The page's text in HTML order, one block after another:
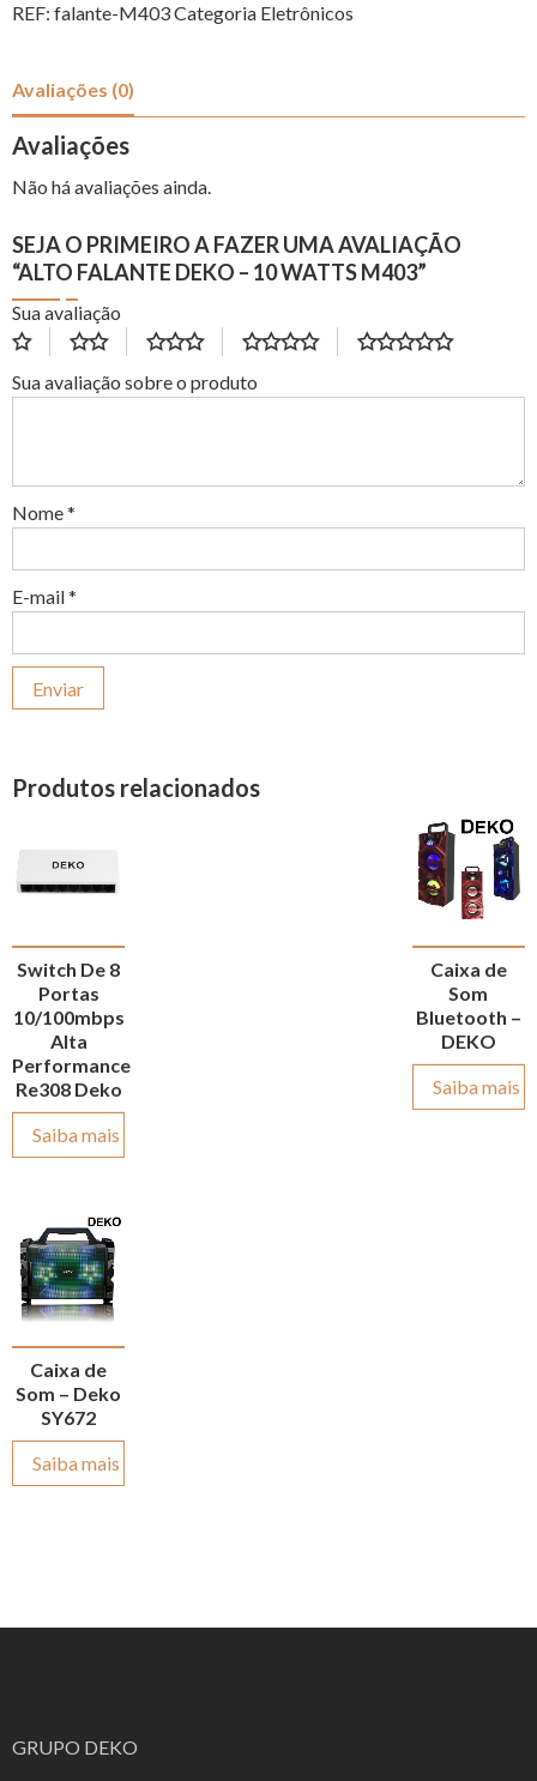
REF: falante-M403Categoria Eletrônicos
Avaliações (0)
Avaliações
Não há avaliações ainda.
SEJA O PRIMEIRO A FAZER UMA AVALIAÇÃO
“ALTO FALANTE DEKO – 10 WATTS M403”
Sua avaliação
Sua avaliação sobre o produto
Nome*
E-mail*
Produtos relacionados
Switch De 8
Portas
10/100mbps
Alta
Performance
Re308 Deko
Saiba mais
Caixa de
Som
Bluetooth –
DEKO
Saiba mais
Caixa de
Som – Deko
SY672
Saiba mais
GRUPO DEKO